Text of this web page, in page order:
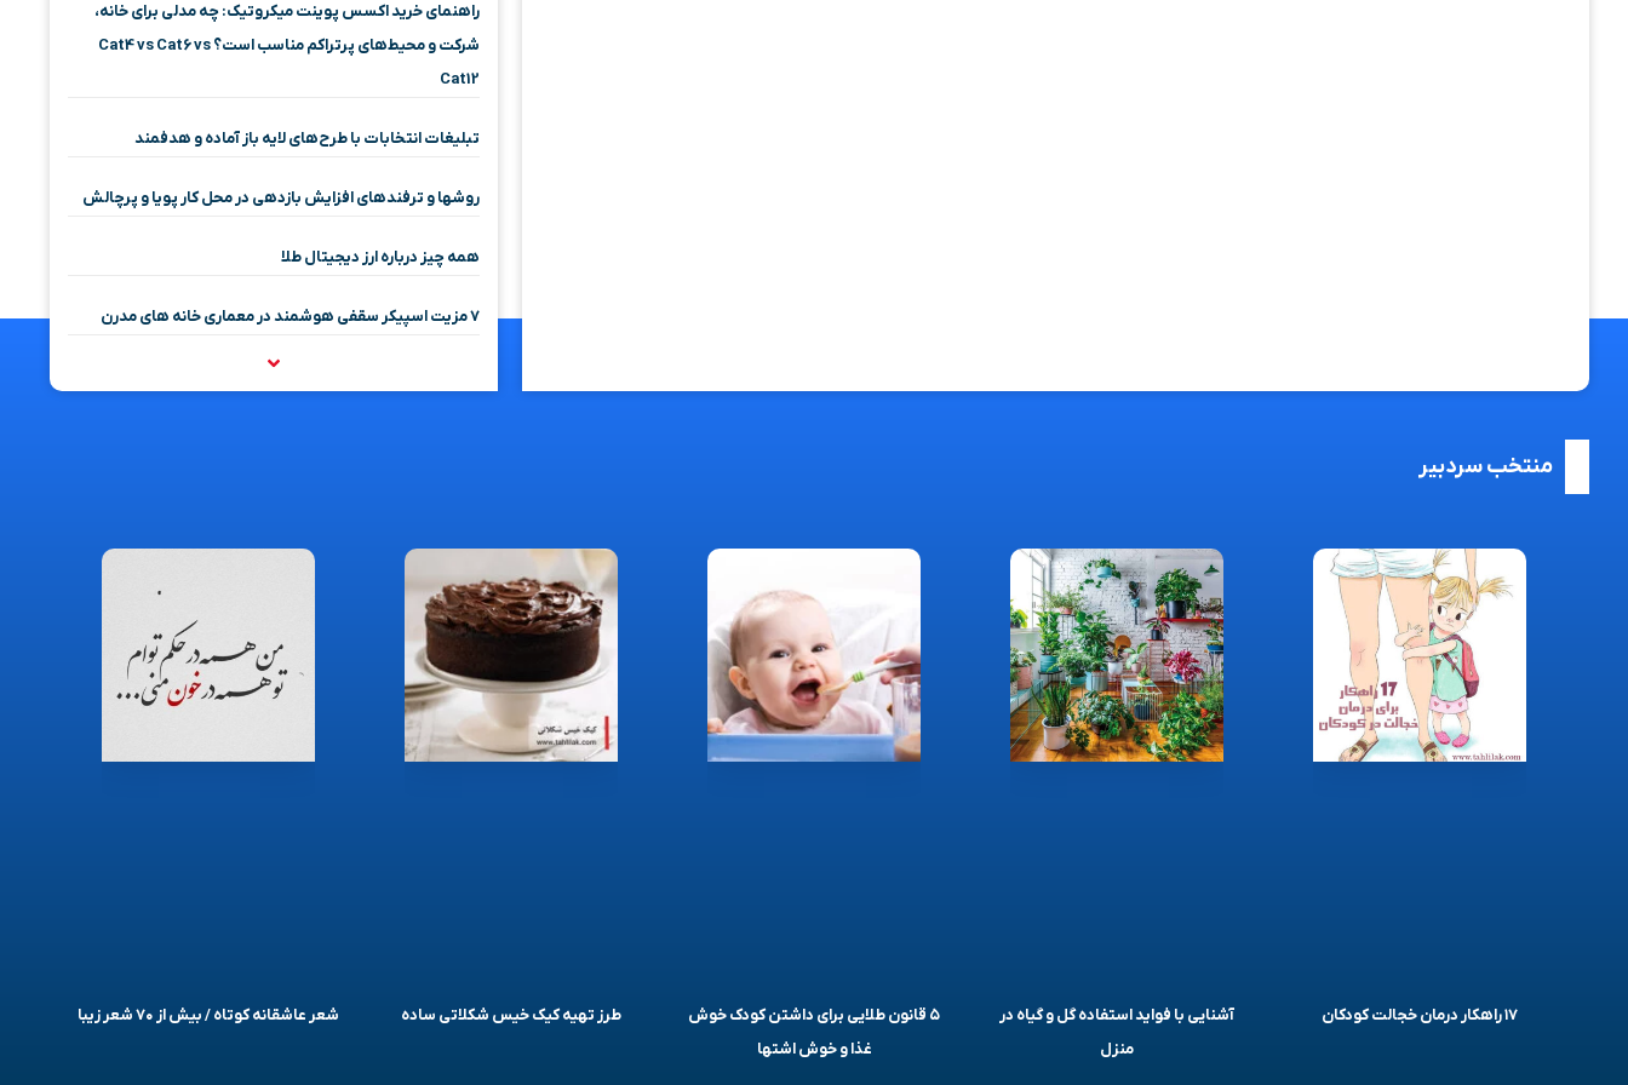
راهنمای خرید اکسس پوینت میکروتیک: چه مدلی برای خانه،
شرکت و محیط‌های پرتراکم مناسب است؟ Cat4 vs Cat6 vs
Cat12
تبلیغات انتخابات با طرح‌های لایه باز آماده و هدفمند
روشها و ترفندهای افزایش بازدهی در محل کار پویا و پرچالش
همه چیز درباره ارز دیجیتال طلا
۷ مزیت اسپیکر سقفی هوشمند در معماری خانه‌ های مدرن
منتخب سردبیر
۱۷ راهکار درمان خجالت کودکان
آشنایی با فواید استفاده گل و گیاه در
منزل
۵ قانون طلایی برای داشتن کودک خوش
غذا و خوش اشتها
طرز تهیه کیک خیس شکلاتی ساده شعر عاشقانه کوتاه / بیش از ۷۰ شعر زیبا